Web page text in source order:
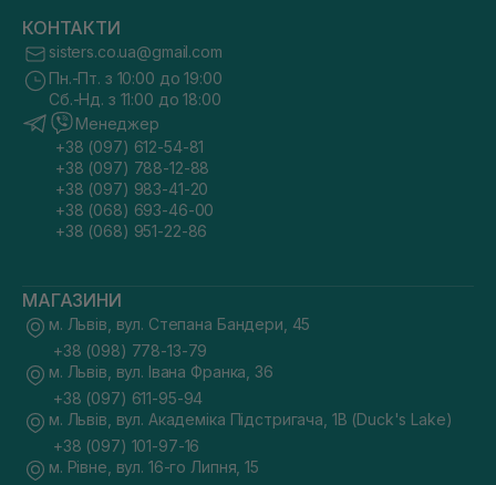
КОНТАКТИ
sisters.co.ua@gmail.com
Пн.-Пт. з 10:00 до 19:00
Сб.-Нд. з 11:00 до 18:00
Менеджер
+38 (097) 612-54-81
+38 (097) 788-12-88
+38 (097) 983-41-20
+38 (068) 693-46-00
+38 (068) 951-22-86
МАГАЗИНИ
м. Львів, вул. Степана Бандери, 45
+38 (098) 778-13-79
м. Львів, вул. Івана Франка, 36
+38 (097) 611-95-94
м. Львів, вул. Академіка Підстригача, 1В (Duck's Lake)
+38 (097) 101-97-16
м. Рівне, вул. 16-го Липня, 15